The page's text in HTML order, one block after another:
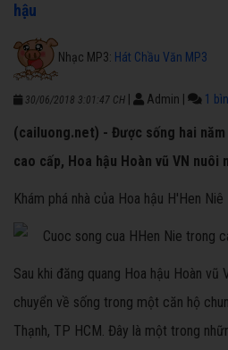
hậu
Nhạc MP3: Hát Chầu Văn MP3
30/06/2018 3:01:47 CH Admin 1
(cailuong.net) - Được sống hai
cao cấp, Hoa hậu Hoàn vũ VN nuôi
Khám phá nhà của Hoa hậu H'Hen Niê
Sau khi đăng quang Hoa hậu Hoàn vũ
chuyển về sống trong một căn hộ
Thạnh, TP HCM. Đây là một trong